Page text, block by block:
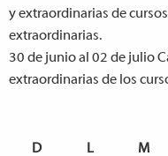
y extraordinarias de
extraordinarias.
30 de junio al 02 de julio
extraordinarias de los
D
L M